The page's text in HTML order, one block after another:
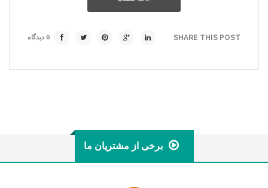
SHARE THIS POST 0 دیدگاه
برخی از مشتریان ما